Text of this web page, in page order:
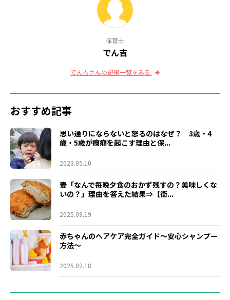
保育士
でん吉
でん吉さんの記事一覧をみる
おすすめ記事
思い通りにならないと怒るのはなぜ？ 3歳・4
歳・5歳が癇癪を起こす理由と保...
2023.05.10
妻「なんで毎晩夕食のおかず残すの？美味しくな
いの？」理由を答えた結果⇒【衝...
2025.09.19
赤ちゃんのヘアケア完全ガイド～安心シャンプー
方法～
2025.02.18